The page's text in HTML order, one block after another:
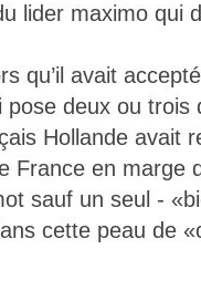
lider maximo qui
qu’il avait
deux ou trois
Hollande avait
France en marge
sauf un seul -
cette peau de